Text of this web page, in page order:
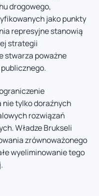
drogowego,
jako punkty
represyjne stanowią
strategii
stwarza poważne
nie tylko doraźnych
rozwiązań
Władze Brukseli
zrównoważonego
wyeliminowanie tego